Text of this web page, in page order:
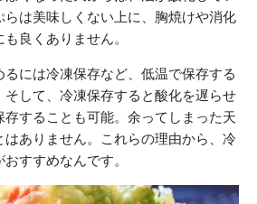
らは美味しくない上に、胸焼けや消化
良くありません。
には冷凍保存など、低温で保存する
そして、冷凍保存すると酸化を遅らせ
存することも可能。余ってしまった天
ありません。これらの理由から、冷
すすめなんです。